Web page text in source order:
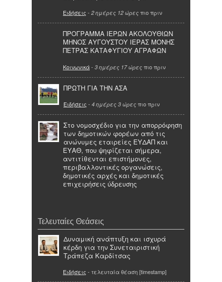
Ειδήσεις - 2 ημέρες 12 ώρες πιο πριν
ΠΡΟΓΡΑΜΜΑ ΙΕΡΩΝ ΑΚΟΛΟΥΘΙΩΝ
ΜΗΝΟΣ ΑΥΓΟΥΣΤΟΥ ΙΕΡΑΣ ΜΟΝΗΣ
ΠΕΤΡΑΣ ΚΑΤΑΦΥΓΙΟΥ ΑΓΡΑΦΩΝ
Κοινωνικά- 3 ημέρες 17 ώρες πιο πριν
ΠΡΩΤΗ ΓΙΑ ΤΗΝ ΑΣΑ
Ειδήσεις - 4 ημέρες 3 ώρες πιο πριν
Στο νομοσχέδιο για την απορρόφηση
των δημοτικών φορέων από τις
ανώνυμες εταιρείες ΕΥΔΑΠ και
ΕΥΑΘ, που ψηφίζεται σήμερα,
αντιτίθενται επιστήμονες,
περιβαλλοντικές οργανώσεις,
δημοτικές αρχές και δημοτικές
επιχειρήσεις ύδρευσης
Τελευταίες Θεάσεις
Δυναμική ανάπτυξη και ισχυρά
κέρδη για την Συνεταιριστική
Τράπεζα Καρδίτσας
Ειδήσεις - τελευταία θέαση [timestamp]